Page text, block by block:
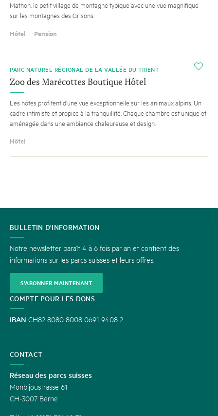
Mathon, le petit village de montagne typique avec une vue magnifique
sur les montagnes des Grisons.
Hôtel Pension
i
PARC NATUREL RÉGIONAL DE LA VALLÉE DU TRIENT
Zoo des Marécottes Boutique Hôtel
Les hôtes profitent d’une vue exceptionnelle sur les animaux alpins. Un
cadre intimiste et propice à la tranquillité. Chaque chambre est unique et
aménagée dans une ambiance chaleureuse et design.
Hôtel
CONTACT
BULLETIN D'INFORMATION
Notre newsletter paraît 4 à 6 fois par an et contient des
informations sur les parcs suisses et leurs offres.
S'ABONNER MAINTENANT
COMPTE POUR LES DONS
IBAN CH82 8080 8008 0691 9408 2
CONTACT
Réseau des parcs suisses
Monbijoustrasse 61
CH-3007 Berne